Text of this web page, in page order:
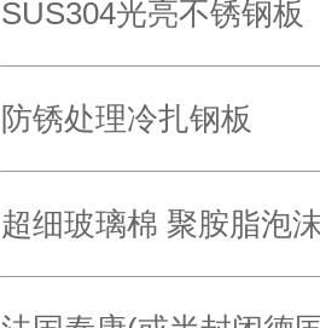
SUS304光亮不锈钢板
防锈处理冷扎钢板
超细玻璃棉 聚胺脂泡